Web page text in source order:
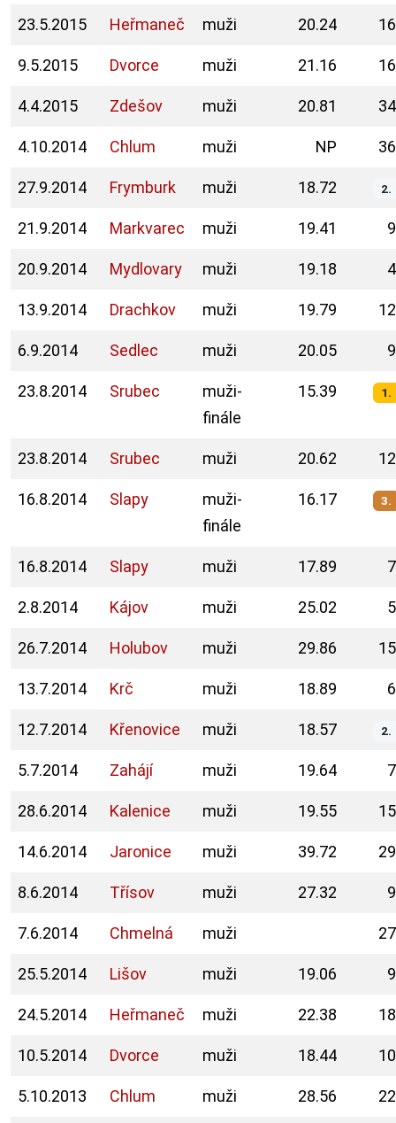
23.5.2015 Heřmaneč muži 20.24
9.5.2015 Dvorce muži 21.16
4.4.2015 Zdešov muži 20.81
4.10.2014 Chlum muži NP
27.9.2014 Frymburk muži 18.72 2.
21.9.2014 Markvarec muži 19.41
20.9.2014 Mydlovary muži 19.18
13.9.2014 Drachkov muži 19.79
6.9.2014 Sedlec muži 20.05
23.8.2014 Srubec
muži-
finále
15.39 1.
23.8.2014 Srubec muži 20.62
16.8.2014 Slapy
muži-
finále
16.17 3.
16.8.2014 Slapy muži 17.89
2.8.2014 Kájov muži 25.02
26.7.2014 Holubov muži 29.86
13.7.2014 Krč muži 18.89
12.7.2014 Křenovice muži 18.57 2.
5.7.2014 Zahájí muži 19.64
28.6.2014 Kalenice muži 19.55
14.6.2014 Jaronice muži 39.72
8.6.2014 Třísov muži 27.32
7.6.2014 Chmelná muži
25.5.2014 Lišov muži 19.06
24.5.2014 Heřmaneč muži 22.38
10.5.2014 Dvorce muži 18.44
5.10.2013 Chlum muži 28.56